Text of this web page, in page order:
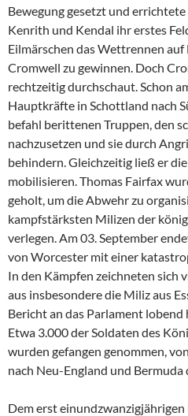
Bewegung gesetzt und
Kenrith und Kendal ihr erstes
Eilmärschen das Wettrennen
Cromwell zu gewinnen. Doch
rechtzeitig durchschaut. Schon
Hauptkräfte in Schottland nach
befahl berittenen Truppen, den
nachzusetzen und sie durch
behindern. Gleichzeitig ließ er
mobilisieren. Thomas Fairfax
geholt, um die Abwehr zu
kampfstärksten Milizen der
verlegen. Am 03. September
von Worcester mit einer
In den Kämpfen zeichneten sich
aus insbesondere die Miliz aus
Bericht an das Parlament lobend
Etwa 3.000 der Soldaten des
wurden gefangen genommen,
nach Neu-England und
Dem erst einundzwanzigjährigen